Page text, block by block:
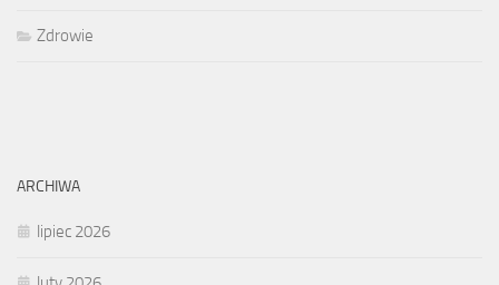
Zdrowie
ARCHIWA
lipiec 2026